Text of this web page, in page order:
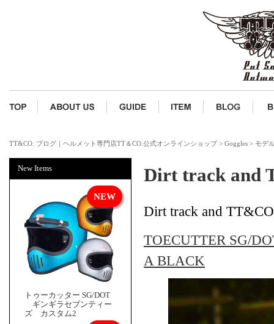
TT&CO. ブログ｜ヘルメット専門店TT＆CO.公式オンラインショップ> Goggles > モデ
New Items
トゥーカッター SG/DOT
ギンギラセブンティー
ズ カスタム2
Dirt track and
Dirt track and
TOECUTTER SG/
A BLACK